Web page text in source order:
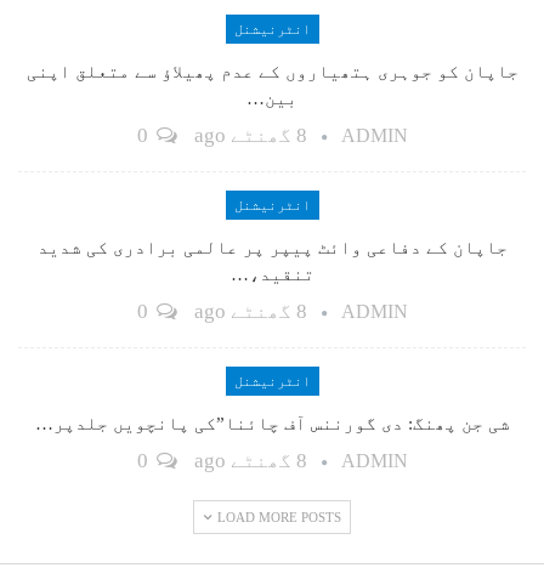
انٹرنیشنل
جاپان کو جوہری ہتھیاروں کے عدم پھیلاؤ سے متعلق اپنی
بین…
ADMIN 8 گھنٹے ago
انٹرنیشنل
جاپان کے دفاعی وائٹ پیپر پر عالمی برادری کی شدید
تنقید،…
ADMIN 8 گھنٹے ago
انٹرنیشنل
شی جن پھنگ: دی گورننس آف چائنا”کی پانچویں جلدپر…
ADMIN 8 گھنٹے ago
LOAD MORE POSTS